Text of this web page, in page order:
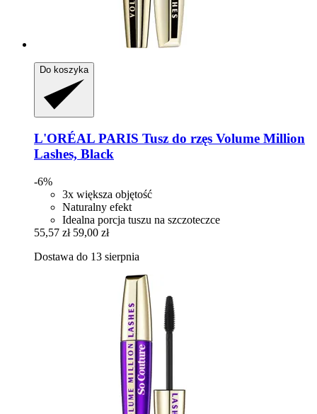
Do koszyka
L'ORÉAL PARIS Tusz do rzęs Volume Million
Lashes, Black
-6%
3x większa objętość
Naturalny efekt
Idealna porcja tuszu na szczoteczce
55,57 zł 59,00 zł
Dostawa do 13 sierpnia